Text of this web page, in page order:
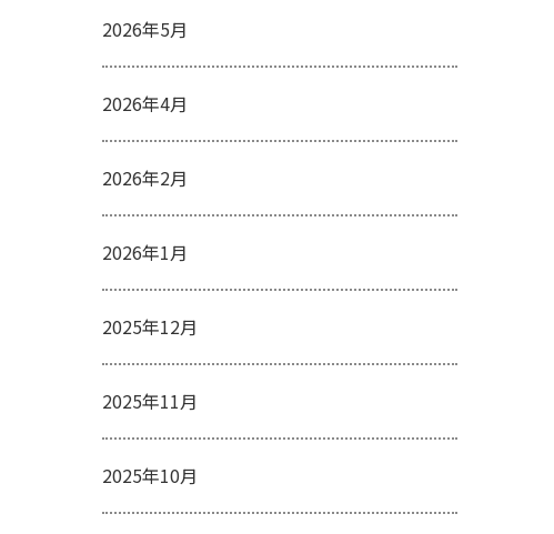
2026年5月
2026年4月
2026年2月
2026年1月
2025年12月
2025年11月
2025年10月